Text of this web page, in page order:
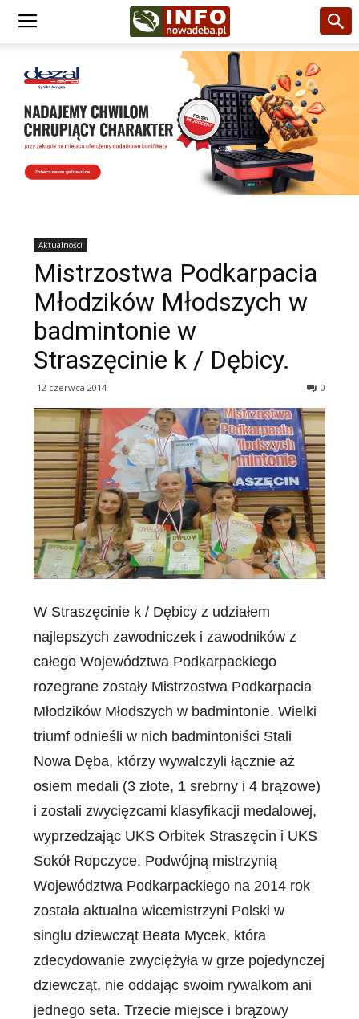
Aktualności
Mistrzostwa Podkarpacia
Młodzików Młodszych w
badmintonie w
Straszęcinie k / Dębicy.
12 czerwca 2014 0
W Straszęcinie k / Dębicy z udziałem
najlepszych zawodniczek i zawodników z
całego Województwa Podkarpackiego
rozegrane zostały Mistrzostwa Podkarpacia
Młodzików Młodszych w badmintonie. Wielki
triumf odnieśli w nich badmintoniści Stali
Nowa Dęba, którzy wywalczyli łącznie aż
osiem medali (3 złote, 1 srebrny i 4 brązowe)
i zostali zwycięzcami klasyfikacji medalowej,
wyprzedzając UKS Orbitek Straszęcin i UKS
Sokół Ropczyce. Podwójną mistrzynią
Województwa Podkarpackiego na 2014 rok
została aktualna wicemistrzyni Polski w
singlu dziewcząt Beata Mycek, która
zdecydowanie zwyciężyła w grze pojedynczej
dziewcząt, nie oddając swoim rywalkom ani
jednego seta. Trzecie miejsce i brązowy